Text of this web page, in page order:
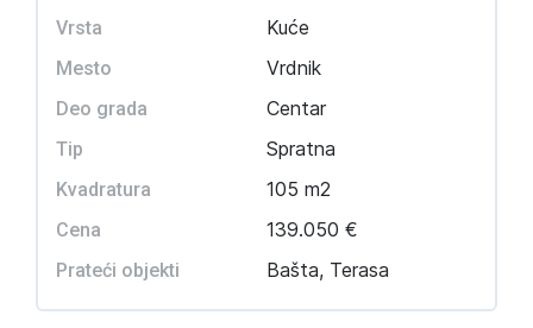
Vrsta Kuće
Mesto Vrdnik
Deo grada Centar
Tip Spratna
Kvadratura 105 m2
Cena 139.050 €
Prateći objekti Bašta, Terasa